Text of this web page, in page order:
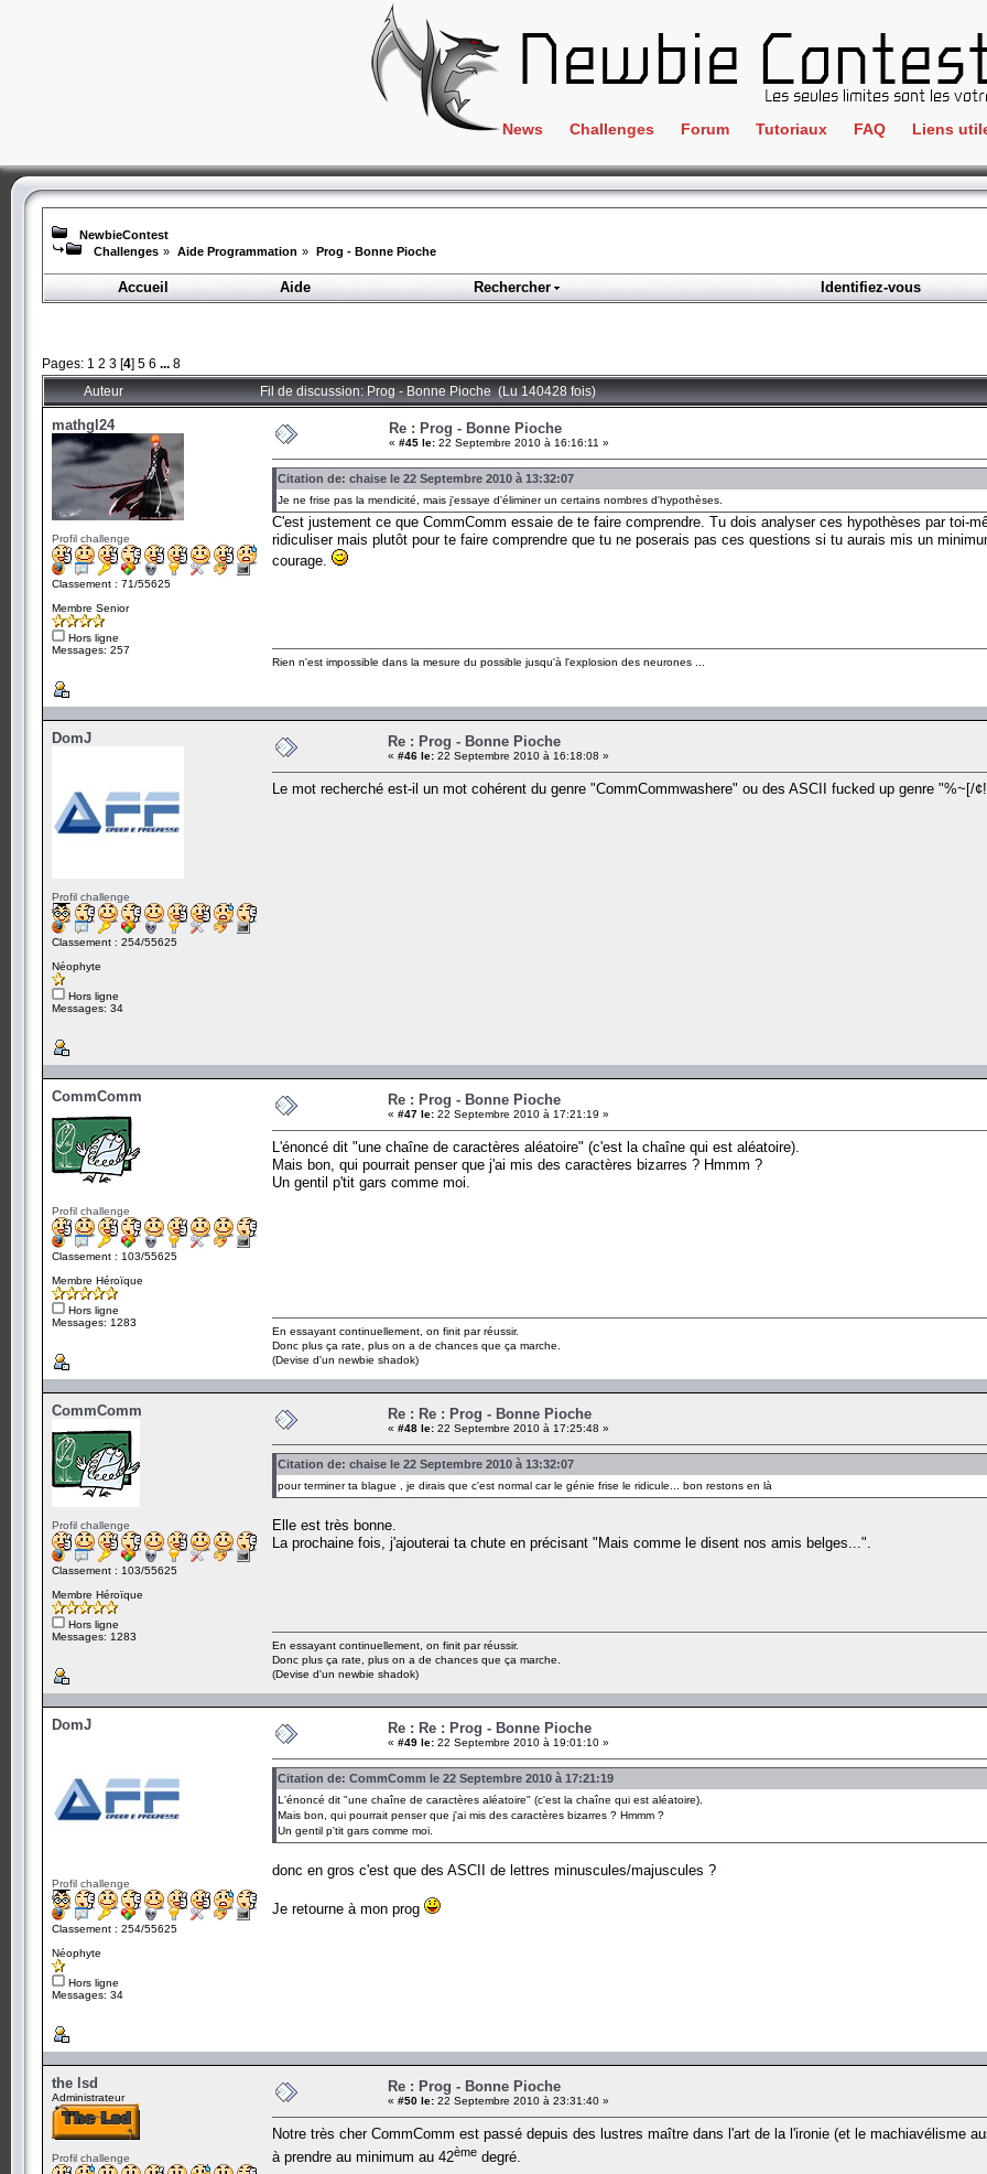
News Challenges
Crackme
ClientSide
Forensics
Programmation
Wargame
Tous les challenges
Forum Tutoriaux FAQ Liens
IRC
NewbieContest
Challenges » Aide Programmation » Prog - Bonne Pioche
Accueil
Aide Rechercher Identifiez-vous
Pages: 1 2 3 [4] 5 6 ... 8
Auteur Fil de discussion: Prog - Bonne Pioche (Lu 140428 fois)
mathgl24
Profil challenge
Classement : 71/55625
Membre Senior
Hors ligne
Messages: 257
Re : Prog - Bonne Pioche
« #45 le: 22 Septembre 2010 à 16:16:11 »
Citation de: chaise le 22 Septembre 2010 à 13:32:07
Je ne frise pas la mendicité, mais j'essaye d'éliminer un certains nombres d'hypothèses.
C'est justement ce que CommComm essaie de te faire comprendre. Tu dois analyser ces hypothèses par toi-
ridiculiser mais plutôt pour te faire comprendre que tu ne poserais pas ces questions si tu aurais mis un
courage.
Rien n'est impossible dans la mesure du possible jusqu'à l'explosion des neurones ...
DomJ
Profil challenge
Classement : 254/55625
Néophyte
Hors ligne
Messages: 34
Re : Prog - Bonne Pioche
« #46 le: 22 Septembre 2010 à 16:18:08 »
Le mot recherché est-il un mot cohérent du genre "CommCommwashere" ou des ASCII fucked up genre "%~[/
CommComm
Profil challenge
Classement : 103/55625
Membre Héroïque
Hors ligne
Messages: 1283
Re : Prog - Bonne Pioche
« #47 le: 22 Septembre 2010 à 17:21:19 »
L'énoncé dit "une chaîne de caractères aléatoire" (c'est la chaîne qui est aléatoire).
Mais bon, qui pourrait penser que j'ai mis des caractères bizarres ? Hmmm ?
Un gentil p'tit gars comme moi.
En essayant continuellement, on finit par réussir.
Donc plus ça rate, plus on a de chances que ça marche.
(Devise d'un newbie shadok)
CommComm
Profil challenge
Classement : 103/55625
Membre Héroïque
Hors ligne
Messages: 1283
Re : Re : Prog - Bonne Pioche
« #48 le: 22 Septembre 2010 à 17:25:48 »
Citation de: chaise le 22 Septembre 2010 à 13:32:07
pour terminer ta blague , je dirais que c'est normal car le génie frise le ridicule... bon restons en là
Elle est très bonne.
La prochaine fois, j'ajouterai ta chute en précisant "Mais comme le disent nos amis belges...".
En essayant continuellement, on finit par réussir.
Donc plus ça rate, plus on a de chances que ça marche.
(Devise d'un newbie shadok)
DomJ
Profil challenge
Classement : 254/55625
Néophyte
Hors ligne
Messages: 34
Re : Re : Prog - Bonne Pioche
« #49 le: 22 Septembre 2010 à 19:01:10 »
Citation de: CommComm le 22 Septembre 2010 à 17:21:19
L'énoncé dit "une chaîne de caractères aléatoire" (c'est la chaîne qui est aléatoire).
Mais bon, qui pourrait penser que j'ai mis des caractères bizarres ? Hmmm ?
Un gentil p'tit gars comme moi.
donc en gros c'est que des ASCII de lettres minuscules/majuscules ?
Je retourne à mon prog
the lsd
Administrateur
Profil challenge
Re : Prog - Bonne Pioche
« #50 le: 22 Septembre 2010 à 23:31:40 »
Notre très cher CommComm est passé depuis des lustres maître dans l'art de la l'ironie (et le machiavélisme
à prendre au minimum au 42ème degré.